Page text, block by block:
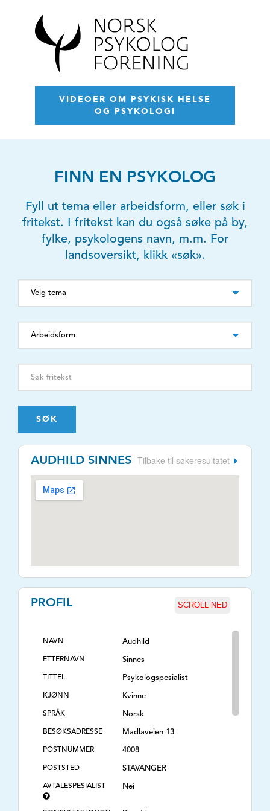
VIDEOER OM PSYKISK HELSE
OG PSYKOLOGI
FINN EN PSYKOLOG
Fyll ut tema eller arbeidsform, eller søk i
fritekst. I fritekst kan du også søke på by,
fylke, psykologens navn, m.m. For
landsoversikt, klikk «søk».
SØK
AUDHILD SINNES Tilbake til søkeresultatet
PROFIL SCROLL NED
NAVN Audhild
ETTERNAVN Sinnes
TITTEL Psykologspesialist
KJØNN Kvinne
SPRÅK Norsk
BESØKSADRESSE Madlaveien 13
POSTNUMMER 4008
POSTSTED STAVANGER
AVTALESPESIALIST Nei